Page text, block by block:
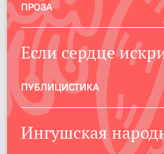
ПРОЗА
Если сердце
ПУБЛИЦИСТИКА
Ингушская